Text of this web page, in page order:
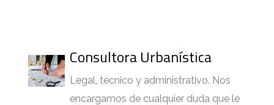
Consultora Urbanística
Legal, técnico y administrativo. Nos
encargamos de cualquier duda que le